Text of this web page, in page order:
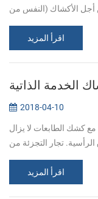
أجل الأكشاك (النفس من
وتعزي...
اقرأ المزيد
الخدمة الذاتية
2018-04-10
مع كشك الطابعات لا يزال
تجار التجزئة من
اقرأ المزيد